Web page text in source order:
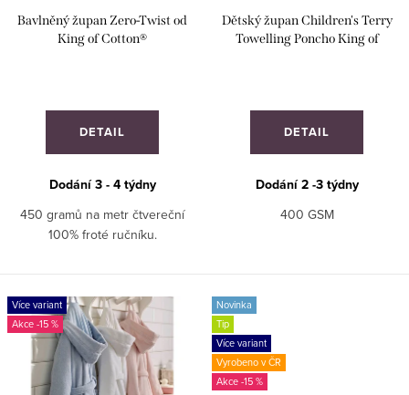
u
o
Bavlněný župan Zero-Twist od
King of Cotton®
DETAIL
Dodání 3 - 4 týdny
450 gramů na metr čtvereční
100% froté ručníku.
Dětský župan Children's Terry
Towelling Poncho King of
DETAIL
Dodání 2 -3 týdny
400 GSM
Více variant
-15 %
Novinka
Tip
Více variant
Vyrobeno v ČR
-15 %